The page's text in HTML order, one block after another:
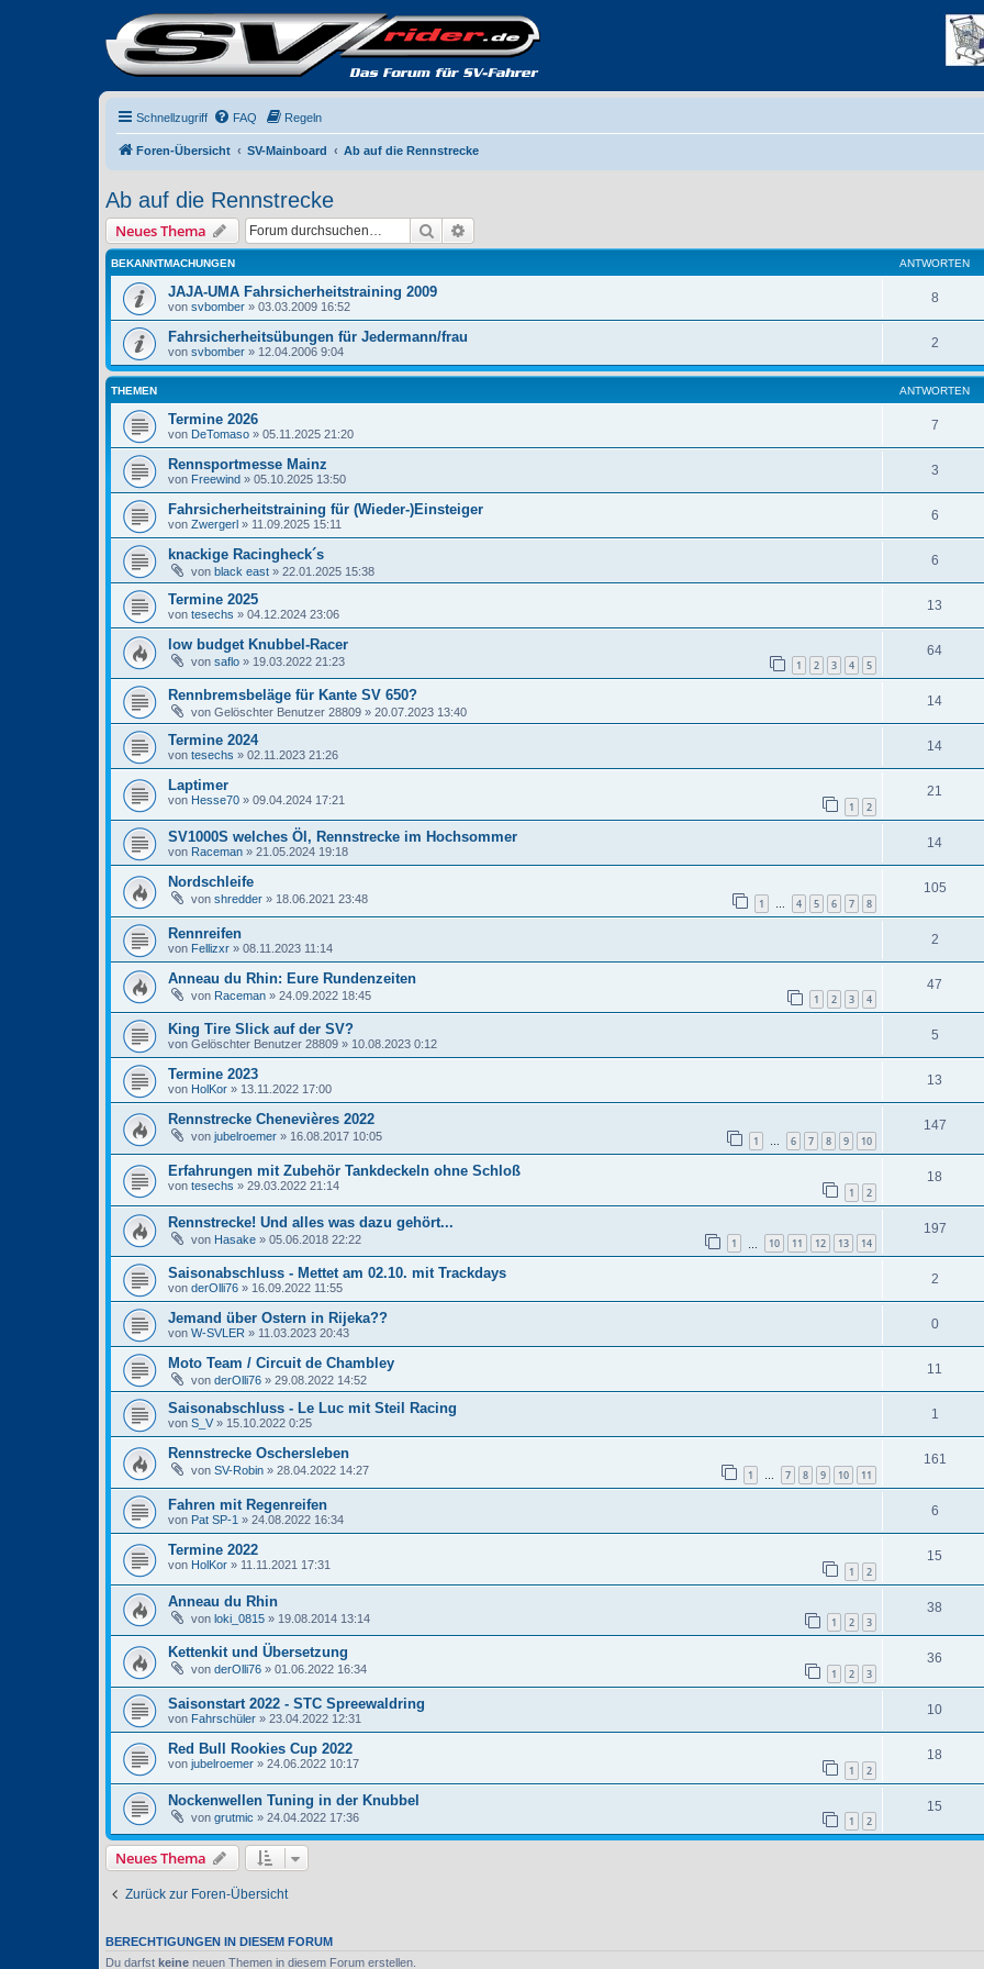
Schnellzugriff FAQ Regeln
Foren-Übersicht SV-Mainboard Ab auf die Rennstrecke
Ab auf die Rennstrecke
Neues Thema Suche
BEKANNTMACHUNGEN ANTWORTEN
JAJA-UMA Fahrsicherheitstraining 2009
von svbomber » 03.03.2009 16:52
8
Fahrsicherheitsübungen für Jedermann/frau
von svbomber » 12.04.2006 9:04
2
THEMEN ANTWORTEN
Termine 2026
von DeTomaso » 05.11.2025 21:20
7
Rennsportmesse Mainz
von Freewind » 05.10.2025 13:50
3
Fahrsicherheitstraining für (Wieder-)Einsteiger
von Zwergerl » 11.09.2025 15:11
6
knackige Racingheck´s
von black east » 22.01.2025 15:38
6
Termine 2025
von tesechs » 04.12.2024 23:06
13
low budget Knubbel-Racer
von saflo » 19.03.2022 21:23 1 2 3 4 5
64
Rennbremsbeläge für Kante SV 650?
von Gelöschter Benutzer 28809 » 20.07.2023 13:40
14
Termine 2024
von tesechs » 02.11.2023 21:26
14
Laptimer
von Hesse70 » 09.04.2024 17:21 1 2
21
SV1000S welches Öl, Rennstrecke im Hochsommer
von Raceman » 21.05.2024 19:18
14
Nordschleife
von shredder » 18.06.2021 23:48 1 … 4 5 6 7 8
105
Rennreifen
von Fellizxr » 08.11.2023 11:14
2
Anneau du Rhin: Eure Rundenzeiten
von Raceman » 24.09.2022 18:45 1 2 3 4
47
King Tire Slick auf der SV?
von Gelöschter Benutzer 28809 » 10.08.2023 0:12
5
Termine 2023
von HolKor » 13.11.2022 17:00
13
Rennstrecke Chenevières 2022
von jubelroemer » 16.08.2017 10:05 1 … 6 7 8 9 10
147
Erfahrungen mit Zubehör Tankdeckeln ohne Schloß
von tesechs » 29.03.2022 21:14 1 2
18
Rennstrecke! Und alles was dazu gehört...
von Hasake » 05.06.2018 22:22 1 10 11 12 13 14
197
Saisonabschluss - Mettet am 02.10. mit Trackdays
von derOlli76 » 16.09.2022 11:55
2
Jemand über Ostern in Rijeka??
von W-SVLER » 11.03.2023 20:43
0
Moto Team / Circuit de Chambley
von derOlli76 » 29.08.2022 14:52
11
Saisonabschluss - Le Luc mit Steil Racing
von S_V » 15.10.2022 0:25
1
Rennstrecke Oschersleben
von SV-Robin » 28.04.2022 14:27 1 … 7 8 9 10 11
161
Fahren mit Regenreifen
von Pat SP-1 » 24.08.2022 16:34
6
Termine 2022
von HolKor » 11.11.2021 17:31 1 2
15
Anneau du Rhin
von loki_0815 » 19.08.2014 13:14 1 2 3
38
Kettenkit und Übersetzung
von derOlli76 » 01.06.2022 16:34 1 2 3
36
Saisonstart 2022 - STC Spreewaldring
von Fahrschüler » 23.04.2022 12:31
10
Red Bull Rookies Cup 2022
von jubelroemer » 24.06.2022 10:17 1 2
18
Nockenwellen Tuning in der Knubbel
von grutmic » 24.04.2022 17:36 1 2
15
Neues Thema
Zurück zur Foren-Übersicht
BERECHTIGUNGEN IN DIESEM FORUM
Du darfst keine neuen Themen in diesem Forum erstellen.